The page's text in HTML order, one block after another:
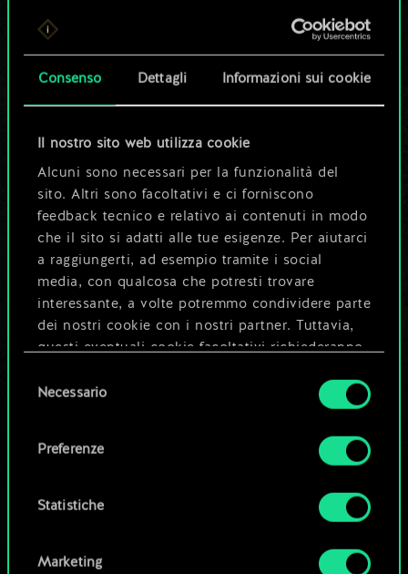
Consenso Dettagli Informazioni sui cookie
Il nostro sito web utilizza cookie
Alcuni sono necessari per la funzionalità del
sito. Altri sono facoltativi e ci forniscono
feedback tecnico e relativo ai contenuti in modo
che il sito si adatti alle tue esigenze. Per aiutarci
a raggiungerti, ad esempio tramite i social
media, con qualcosa che potresti trovare
interessante, a volte potremmo condividere parte
dei nostri cookie con i nostri partner. Tuttavia,
questi eventuali cookie facoltativi richiederanno
Tutti i dettagli su come utilizziamo i cookie e su
disponibili nel menu "Impostazioni" qui sotto.
delNecessario
Preferenze
Statistiche
Marketing
Per ora, è solo un
set di carte
condiviso.
Ma può diventare
molto altro!
Dai un nome al mazzo e crea una
guida
Modifica mazzo
Esplora i mazzi della community